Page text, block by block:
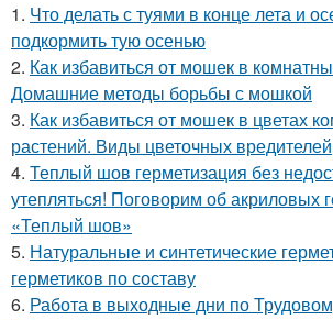
1. Что делать с туями в конце лета и
подкормить тую осенью
2. Как избавиться от мошек в
Домашние методы борьбы с мошкой
3. Как избавиться от мошек в цветах
растений. Виды цветочных вредителей
4. Теплый шов герметизация без
утепляться! Поговорим об акриловых
«Теплый шов»
5. Натуральные и синтетические
герметиков по составу
6. Работа в выходные дни по